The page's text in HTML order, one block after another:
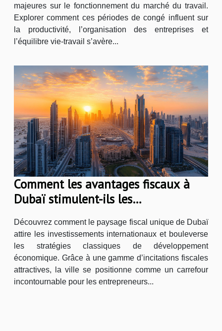
majeures sur le fonctionnement du marché du travail.
Explorer comment ces périodes de congé influent sur
la productivité, l’organisation des entreprises et
l’équilibre vie-travail s’avère...
Comment les avantages fiscaux à
Dubaï stimulent-ils les
Découvrez comment le paysage fiscal unique de Dubaï
attire les investissements internationaux et bouleverse
les stratégies classiques de développement
économique. Grâce à une gamme d’incitations fiscales
attractives, la ville se positionne comme un carrefour
incontournable pour les entrepreneurs...